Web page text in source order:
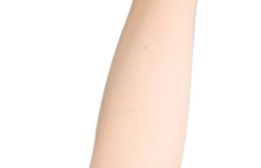
アスリートスリープコーチ
姿勢矯正・骨盤矯正
体幹トレーニング